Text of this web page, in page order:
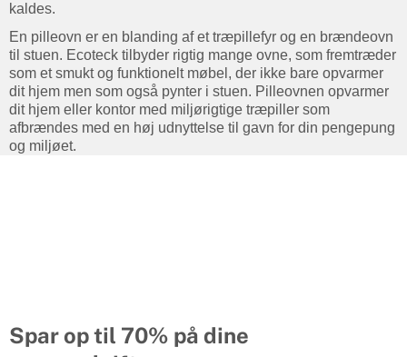
kaldes.
En pilleovn er en blanding af et træpillefyr og en brændeovn
til stuen. Ecoteck tilbyder rigtig mange ovne, som fremtræder
som et smukt og funktionelt møbel, der ikke bare opvarmer
dit hjem men som også pynter i stuen. Pilleovnen opvarmer
dit hjem eller kontor med miljørigtige træpiller som
afbrændes med en høj udnyttelse til gavn for din pengepung
og miljøet.
Spar op til 70% på dine